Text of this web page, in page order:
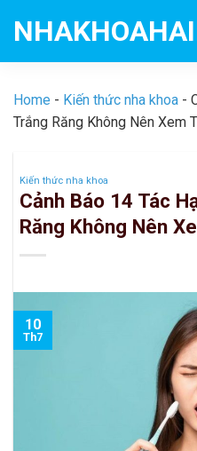
Home - Kiến thức nha khoa -
Trắng Răng Không Nên Xem
Kiến thức nha khoa
Cảnh Báo 14 Tác
Răng Không Nên
10
Th7